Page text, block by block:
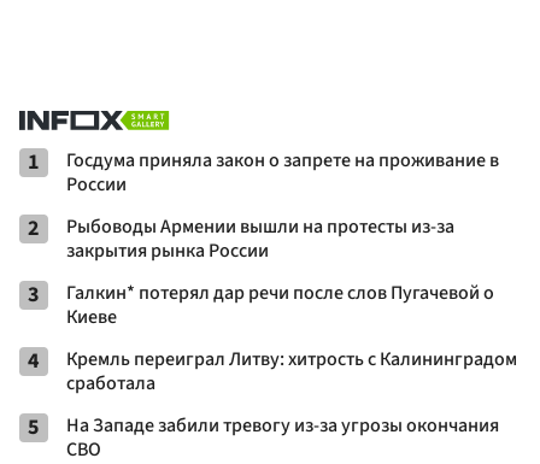
1
Госдума приняла закон о запрете на проживание в
России
2
Рыбоводы Армении вышли на протесты из-за
закрытия рынка России
3
Галкин* потерял дар речи после слов Пугачевой о
Киеве
4
Кремль переиграл Литву: хитрость с Калининградом
сработала
5
На Западе забили тревогу из-за угрозы окончания
СВО